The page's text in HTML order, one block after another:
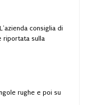
consiglia di
riportata sulla
rughe e poi su